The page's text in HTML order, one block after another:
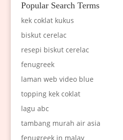
Popular Search Terms
kek coklat kukus
biskut cerelac
resepi biskut cerelac
fenugreek
laman web video blue
topping kek coklat
lagu abc
tambang murah air asia
fenugreek in malay